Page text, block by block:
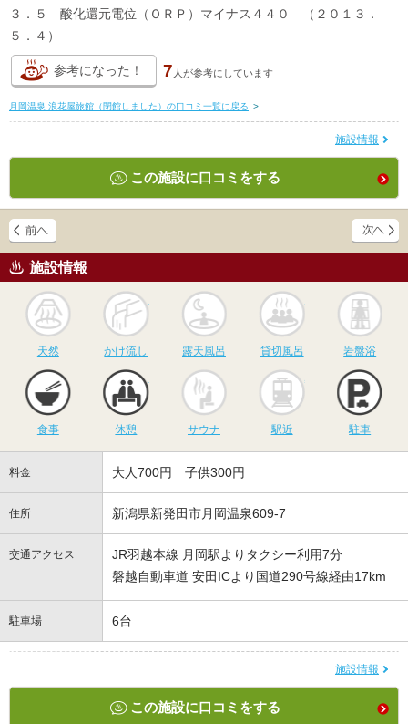
３．５ 酸化還元電位（ＯＲＰ）マイナス４４０ （２０１３．
５．４）
参考になった！ 7 人が参考にしています
月岡温泉 浪花屋旅館（閉館しました）の口コミ一覧に戻る >
施設情報
この施設に口コミをする
施設情報
天然
かけ流し
かけ流し
露天風呂
露天風呂
貸切風呂
貸切風呂 岩盤浴
食事 休憩
サウナ
サウナ 駅近 駐車
料金 大人700円 子供300円
住所 新潟県新発田市月岡温泉609-7
交通アクセス
JR羽越本線 月岡駅よりタクシー利用7分
磐越自動車道 安田ICより国道290号線経由17km
駐車場 6台
施設情報
この施設に口コミをする